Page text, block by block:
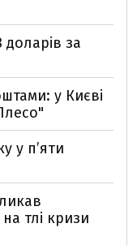
за
у Києві
у пʼяти
тлі кризи